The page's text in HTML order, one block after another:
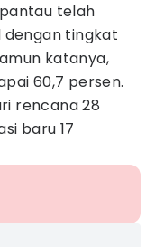
telah
tingkat
katanya,
60,7 persen.
rencana 28
baru 17